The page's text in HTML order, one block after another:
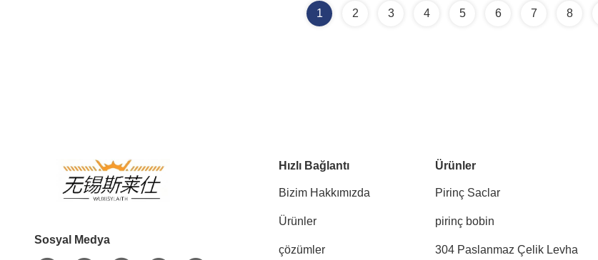
1 2 3 4 5 6 7 8
Sosyal Medya
Hızlı Bağlantı
Bizim Hakkımızda
Ürünler
çözümler
Ürünler
Pirinç Saclar
pirinç bobin
304 Paslanmaz Çelik Levha